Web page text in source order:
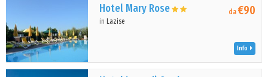
Hotel Mary Rose
in Lazise
da€90
Info